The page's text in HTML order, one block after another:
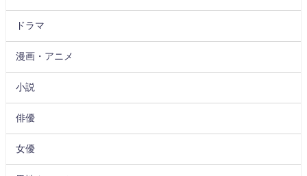
ドラマ
漫画・アニメ
小説
俳優
女優